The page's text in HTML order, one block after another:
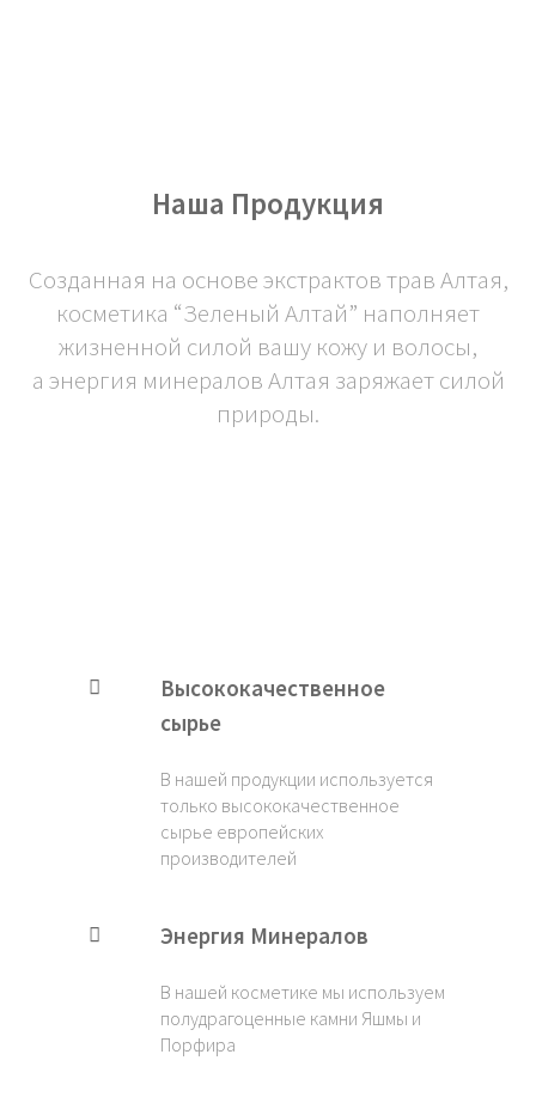
Наша Продукция
Созданная на основе экстрактов трав Алтая,
косметика “Зеленый Алтай” наполняет
жизненной силой вашу кожу и волосы,
а энергия минералов Алтая заряжает силой
природы.
Высококачественное
сырье
В нашей продукции используется
только высококачественное
сырье европейских
производителей
Энергия Минералов
В нашей косметике мы используем
полудрагоценные камни Яшмы и
Порфира